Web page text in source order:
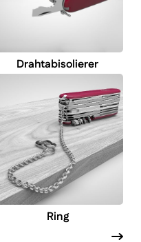
Drahtabisolierer
Ring